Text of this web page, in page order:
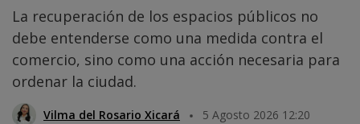
La recuperación de los espacios públicos no
debe entenderse como una medida contra el
comercio, sino como una acción necesaria para
ordenar la ciudad.
Vilma del Rosario Xicará 5 Agosto 2026 12:20